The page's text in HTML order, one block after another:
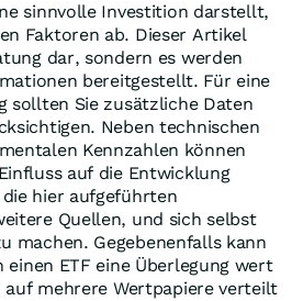
sinnvolle Investition darstellt,
Faktoren ab. Dieser Artikel
dar, sondern es werden
bereitgestellt. Für eine
sollten Sie zusätzliche Daten
Neben technischen
Kennzahlen können
auf die Entwicklung
die hier aufgeführten
Quellen, und sich selbst
machen. Gegebenenfalls kann
ETF eine Überlegung wert
auf mehrere Wertpapiere verteilt